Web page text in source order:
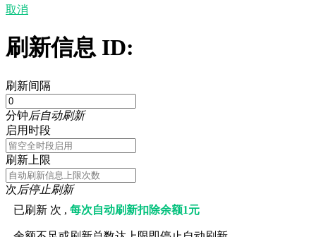
取消
刷新信息 ID:
刷新间隔
分钟后自动刷新
启用时段
刷新上限
次后停止刷新
已刷新 次 ,每次自动刷新扣除余额1元